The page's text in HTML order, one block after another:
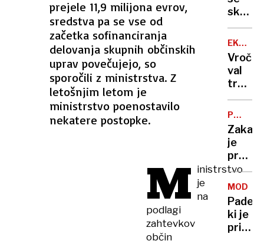
prejele 11,9 milijona evrov,
sredstva pa se vse od
začetka sofinanciranja
delovanja skupnih občinskih
uprav povečujejo, so
sporočili z ministrstva. Z
letošnjim letom je
ministrstvo poenostavilo
nekatere postopke.
M inistrstvo
je
na
podlagi
zahtevkov
občin
povozil
očima
skriva
za
kako
poteka
tihi
lov
na
val
traja
že
od
23.
junija.
Vroče
bo
še
štiri
dni
O
Zakaj
je
objavil
sebe
in
Nigela
MODA
Padec,
ki je